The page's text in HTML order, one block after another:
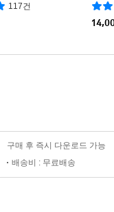
117건
구매 후 즉시 다운로드 가능
배송비 : 무료배송